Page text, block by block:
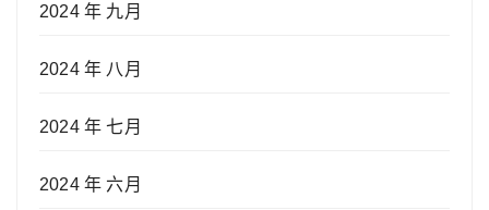
2024 年 九月
2024 年 八月
2024 年 七月
2024 年 六月